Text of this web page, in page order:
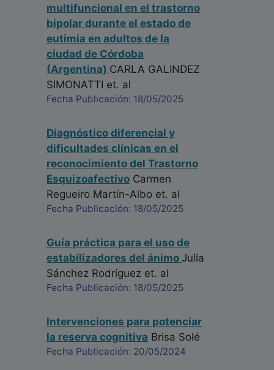
multifuncional en el trastorno
bipolar durante el estado de
eutimia en adultos de la
ciudad de Córdoba
(Argentina) CARLA GALINDEZ
SIMONATTI et. al
Fecha Publicación: 18/05/2025
Diagnóstico diferencial y
dificultades clínicas en el
reconocimiento del Trastorno
Esquizoafectivo Carmen
Regueiro Martín-Albo et. al
Fecha Publicación: 18/05/2025
Guía práctica para el uso de
estabilizadores del ánimo Julia
Sánchez Rodríguez et. al
Fecha Publicación: 18/05/2025
Intervenciones para potenciar
la reserva cognitiva Brisa Solé
Fecha Publicación: 20/05/2024